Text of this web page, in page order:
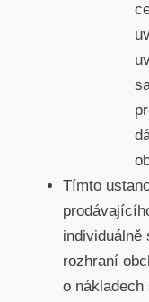
Tímto
individuálně
rozhraní
o nákladech